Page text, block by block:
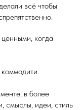
всё чтобы
когда
в более
смыслы, идеи, стиль